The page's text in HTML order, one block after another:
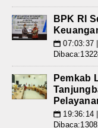
BPK RI
📅 07:03:37
Pemkab
📅 19:36:14